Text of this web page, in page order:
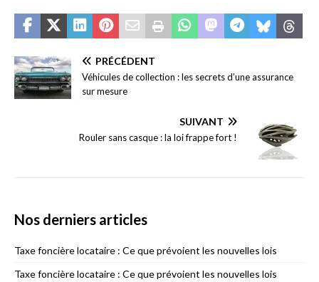
PRÉCÉDENT
Véhicules de collection : les secrets d’une assurance
sur mesure
SUIVANT
Rouler sans casque : la loi frappe fort !
Nos derniers articles
Taxe foncière locataire : Ce que prévoient les nouvelles lois
Taxe foncière locataire : Ce que prévoient les nouvelles lois